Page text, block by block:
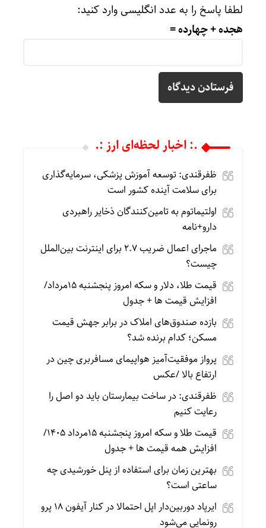
لطفا پاسخ را به عدد انگلیسی وارد کنید:
هجده + چهارده =
.: اخبار لحظه‌ای ارز :.
ظفرقندی: توسعه آموزش پزشکی، سرمایه‌گذاری
برای سلامت آینده کشور است
اولتیماتوم به تامین‌کنندگان ذخایر راهبردی
دارو+نامه
ماجرای اعمال ضریب ۲.۷ برای اینترنت بین‌الملل
چیست؟
قیمت طلا، دلار و سکه امروز پنجشنبه 15مرداد/
افزایش قیمت ها + جدول
بازده صندوق‌های املاک در برابر جهش قیمت
مسکن؛ کدام برنده شد؟
پرواز موفقیت‌آمیز هواپیمای مسافربری چین در
ارتفاع بالا /عکس
ظفرقندی: در ساخت بیمارستان باید دو اصل را
رعایت کنیم
قیمت طلا و سکه امروز پنجشنبه 15مرداد 1405/
افزایش همه قیمت ها + جدول
بهترین زمان برای استفاده از پنل خورشیدی چه
ساعتی است؟
ایرپاد دوربین‌دار اپل احتمالا در کنار آیفون ۱۸ پرو
رونمایی می‌شود